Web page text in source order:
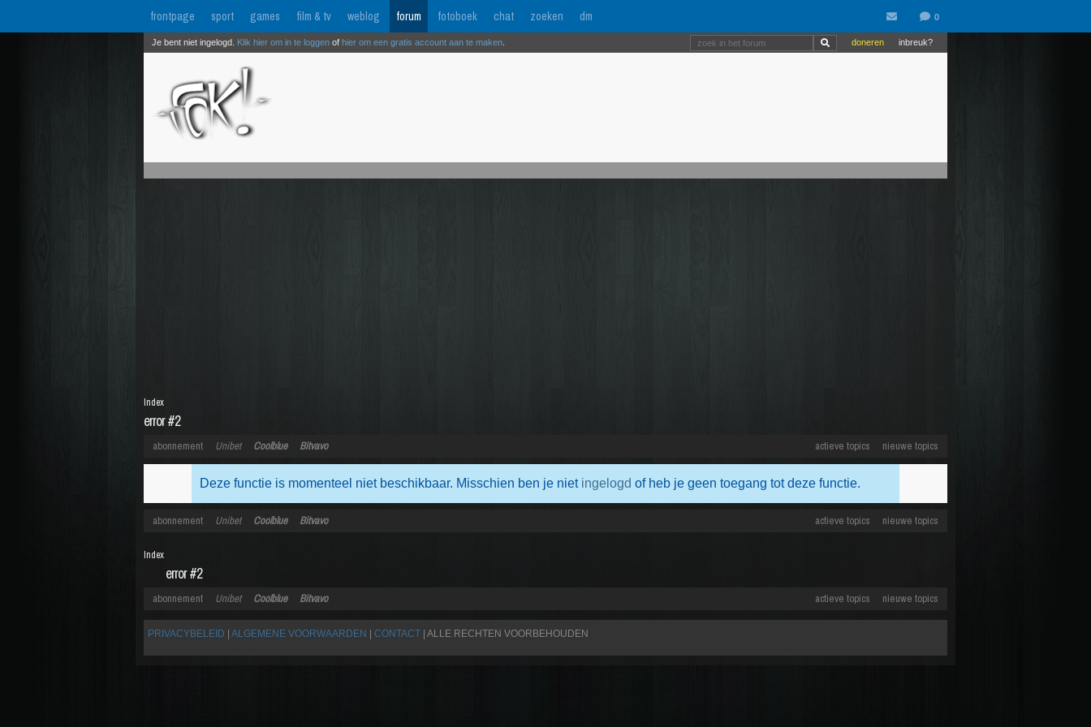
frontpage sport games film & tv weblog forum fotoboek chat zoeken dm
inbreuk?
doneren
Je bent niet ingelogd. Klik hier om in te loggen of hier om een gratis account aan te maken
error #2
Index
actieve topics nieuwe topics
abonnement Unibet Coolblue Bitvavo
Deze functie is momenteel niet beschikbaar. Misschien ben je niet ingelogd of heb je geen toegang tot deze functie.
actieve topics nieuwe topics
abonnement Unibet Coolblue Bitvavo
error #2
Index
actieve topics nieuwe topics
abonnement Unibet Coolblue Bitvavo
PRIVACYBELEID ALGEMENE VOORWAARDEN CONTACT | ALLE RECHTEN VOORBEHOUDEN